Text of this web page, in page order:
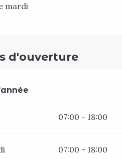
mardi
d'ouverture
07:00 - 18:00
07:00 - 18:00